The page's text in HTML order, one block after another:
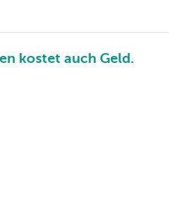
kostet auch Geld.